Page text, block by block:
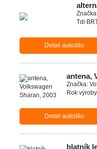
Tdi
Detail autodílu
antena,
Značka:
Rok
Detail autodílu
blatník